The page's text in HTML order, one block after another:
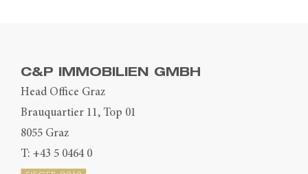
C&P IMMOBILIEN GMBH
Head Office Graz
Brauquartier 11, Top 01
8055 Graz
T: +43 5 0464 0